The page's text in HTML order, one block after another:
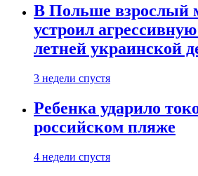
В Польше взрослый
устроил
летней украинской
3 недели спустя
Ребенка ударило
российском пляже
4 недели спустя